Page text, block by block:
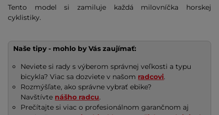
Tento model si zamiluje každá milovníčka horskej
cyklistiky.
Naše tipy - mohlo by Vás zaujímať:
Neviete si rady s výberom správnej veľkosti a typu
bicykla? Viac sa dozviete v našom radcovi.
Rozmýšľate, ako správne vybrať ebike?
Navštívte nášho radcu.
Prečítajte si viac o profesionálnom garančnom aj